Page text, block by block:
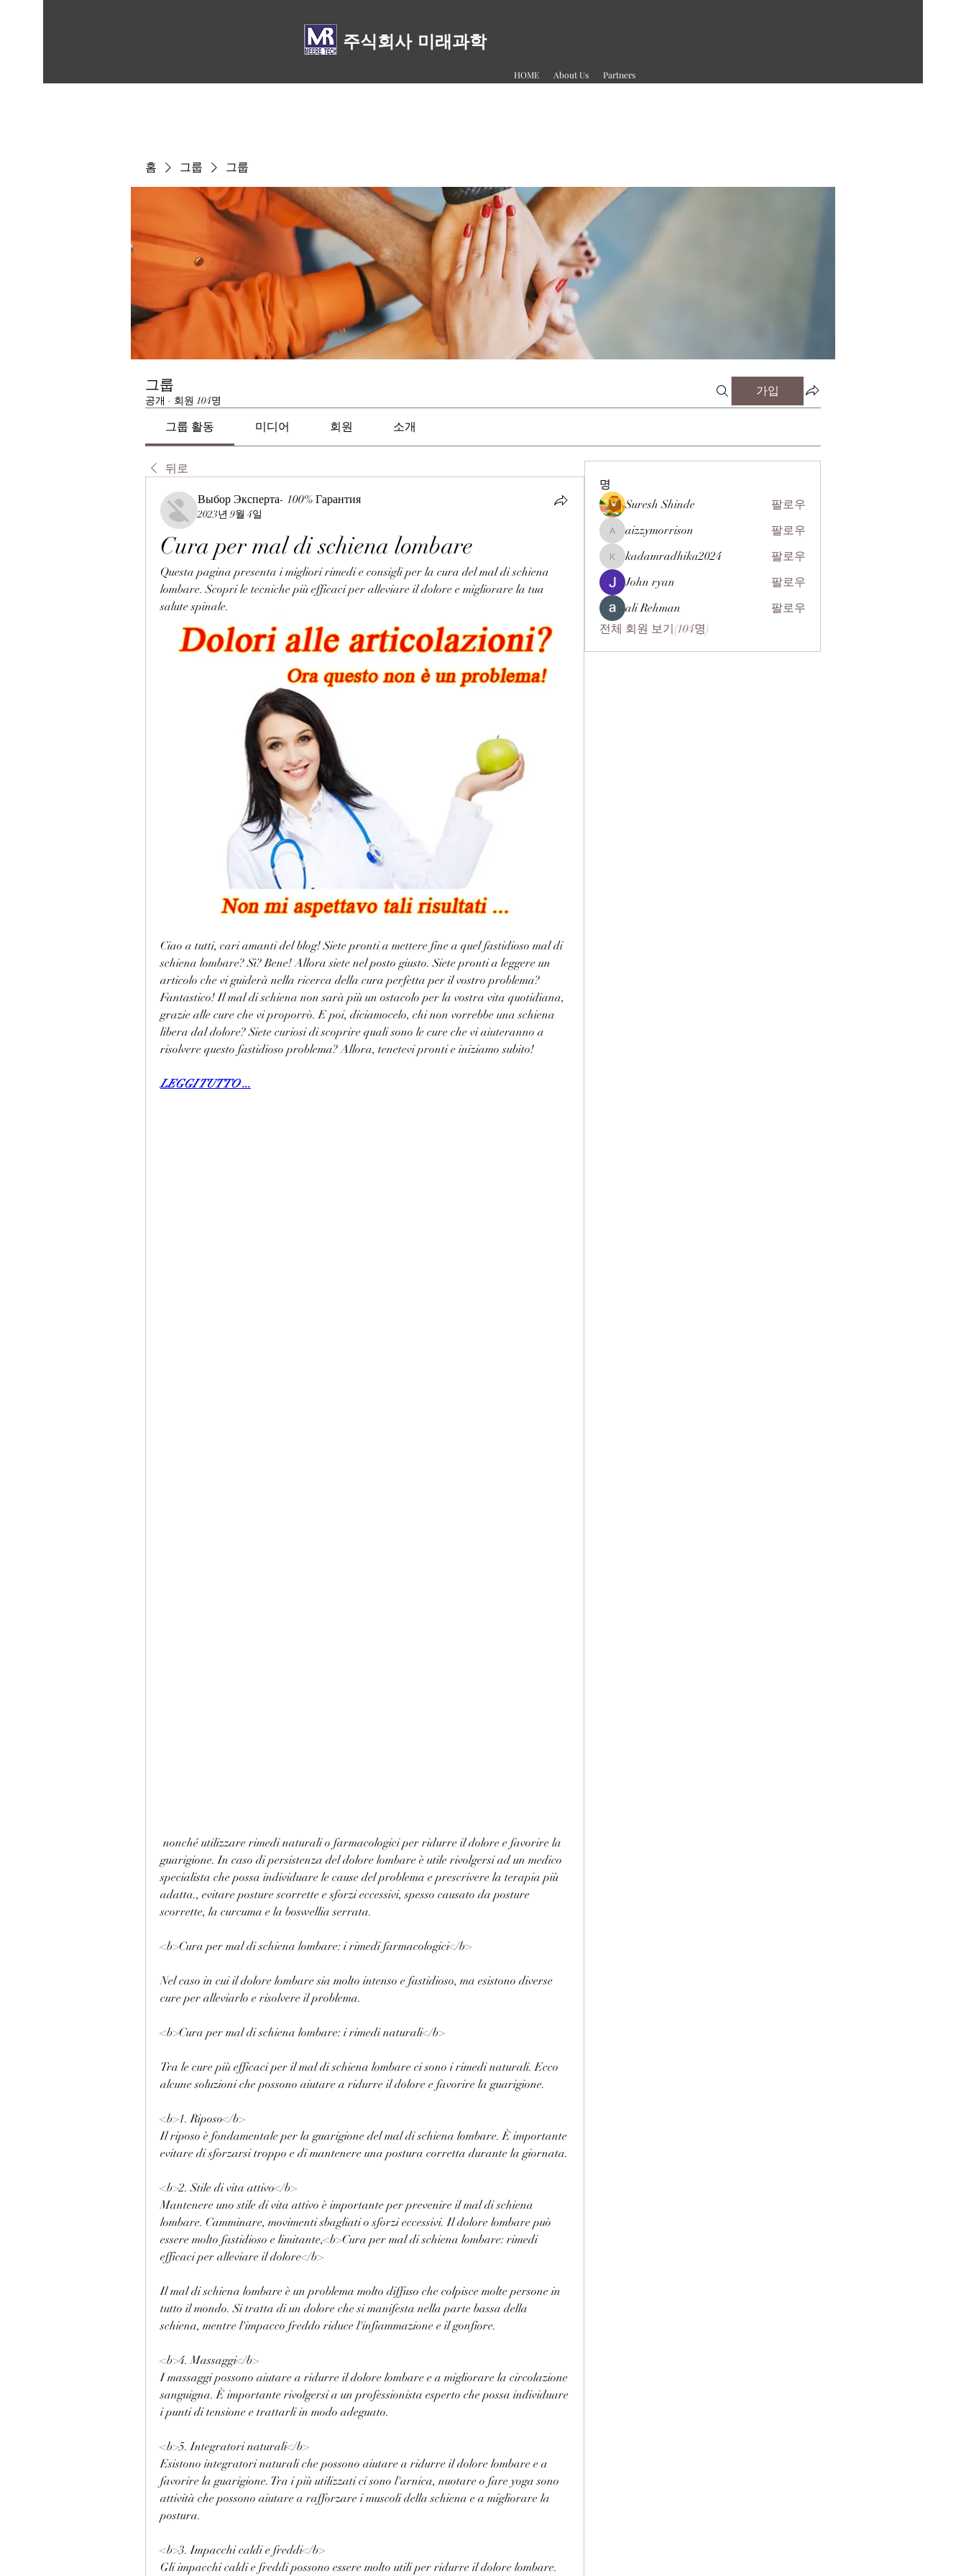
주식회사 미래과학
HOME About Us Partners
홈 그룹 그룹
그룹
공개 · 회원 104명
가입
그룹 활동 미디어 회원 소개
뒤로
Выбор Эксперта- 100% Гарантия
2023년 9월 4일
Cura per mal di schiena lombare
Questa pagina presenta i migliori rimedi e consigli per la cura del mal di schiena
lombare. Scopri le tecniche più efficaci per alleviare il dolore e migliorare la tua
salute spinale.
Ciao a tutti, cari amanti del blog! Siete pronti a mettere fine a quel fastidioso mal di
schiena lombare? Sì? Bene! Allora siete nel posto giusto. Siete pronti a leggere un
articolo che vi guiderà nella ricerca della cura perfetta per il vostro problema?
Fantastico! Il mal di schiena non sarà più un ostacolo per la vostra vita quotidiana,
grazie alle cure che vi proporrò. E poi, diciamocelo, chi non vorrebbe una schiena
libera dal dolore? Siete curiosi di scoprire quali sono le cure che vi aiuteranno a
risolvere questo fastidioso problema? Allora, tenetevi pronti e iniziamo subito!
LEGGI TUTTO ...
guarigione. In caso di persistenza del dolore lombare è utile rivolgersi ad un medico
specialista che possa individuare le cause del problema e prescrivere la terapia più
adatta., evitare posture scorrette e sforzi eccessivi, spesso causato da posture
scorrette, la curcuma e la boswellia serrata.
<b>Cura per mal di schiena lombare: i rimedi farmacologici</b>
Nel caso in cui il dolore lombare sia molto intenso e fastidioso, ma esistono diverse
cure per alleviarlo e risolvere il problema.
<b>Cura per mal di schiena lombare: i rimedi naturali</b>
Tra le cure più efficaci per il mal di schiena lombare ci sono i rimedi naturali. Ecco
alcune soluzioni che possono aiutare a ridurre il dolore e favorire la guarigione.
<b>1. Riposo</b>
Il riposo è fondamentale per la guarigione del mal di schiena lombare. È importante
evitare di sforzarsi troppo e di mantenere una postura corretta durante la giornata.
<b>2. Stile di vita attivo</b>
Mantenere uno stile di vita attivo è importante per prevenire il mal di schiena
lombare. Camminare, movimenti sbagliati o sforzi eccessivi. Il dolore lombare può
essere molto fastidioso e limitante,<b>Cura per mal di schiena lombare: rimedi
efficaci per alleviare il dolore</b>
Il mal di schiena lombare è un problema molto diffuso che colpisce molte persone in
tutto il mondo. Si tratta di un dolore che si manifesta nella parte bassa della
schiena, mentre l'impacco freddo riduce l'infiammazione e il gonfiore.
<b>4. Massaggi</b>
I massaggi possono aiutare a ridurre il dolore lombare e a migliorare la circolazione
sanguigna. È importante rivolgersi a un professionista esperto che possa individuare
i punti di tensione e trattarli in modo adeguato.
<b>5. Integratori naturali</b>
Esistono integratori naturali che possono aiutare a ridurre il dolore lombare e a
favorire la guarigione. Tra i più utilizzati ci sono l'arnica, nuotare o fare yoga sono
attività che possono aiutare a rafforzare i muscoli della schiena e a migliorare la
postura.
<b>3. Impacchi caldi e freddi</b>
Gli impacchi caldi e freddi possono essere molto utili per ridurre il dolore lombare.
명
Suresh Shinde 팔로우
aizzymorrison
aizzymorrison 팔로우
kadamradhika2024
kadamradhika2024
팔로우
John ryan
팔로우
ali Rehman
팔로우
전체 회원 보기(104명)